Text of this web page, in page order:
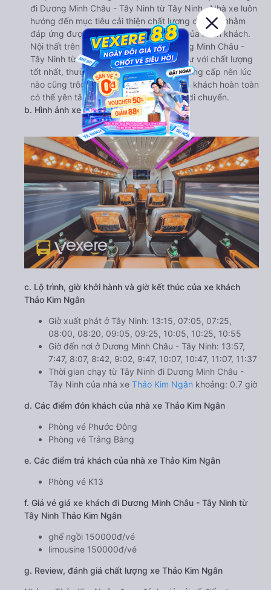
đi Dương Minh Châu - Tây Ninh từ Tây Ninh . Nhà xe luôn
hướng đến mục tiêu cải thiện chất lượng dịch vụ nhằm
đáp ứng được nhu cầu ngày càng cao của hành khách.
Nội thất trên xe Thảo Kim Ngân đi Dương Minh Châu -
Tây Ninh từ Tây Ninh được nhà xe đầu tư với chất lượng
tốt nhất, thường xuyên được kiểm tra, nâng cấp nên lúc
nào cũng trông như mới. Vì thế nên hành khách hoàn toàn
có thể yên tâm sử dụng suốt hành trình di chuyển.
b. Hình ảnh xe Thảo Kim Ngân
c. Lộ trình, giờ khởi hành và giờ kết thúc của xe khách
Thảo Kim Ngân
Giờ xuất phát ở Tây Ninh: 13:15, 07:05, 07:25,
08:00, 08:20, 09:05, 09:25, 10:05, 10:25, 10:55
Giờ đến nơi ở Dương Minh Châu - Tây Ninh: 13:57,
7:47, 8:07, 8:42, 9:02, 9:47, 10:07, 10:47, 11:07, 11:37
Thời gian chạy từ Tây Ninh đi Dương Minh Châu -
Tây Ninh của nhà xe Thảo Kim Ngân khoảng: 0.7 giờ
d. Các điểm đón khách của nhà xe Thảo Kim Ngân
Phòng vé Phước Đông
Phòng vé Trảng Bàng
e. Các điểm trả khách của nhà xe Thảo Kim Ngân
Phòng vé K13
f. Giá vé giá xe khách đi Dương Minh Châu - Tây Ninh từ
Tây Ninh Thảo Kim Ngân
ghế ngồi 150000đ/vé
limousine 150000đ/vé
g. Review, đánh giá chất lượng xe Thảo Kim Ngân